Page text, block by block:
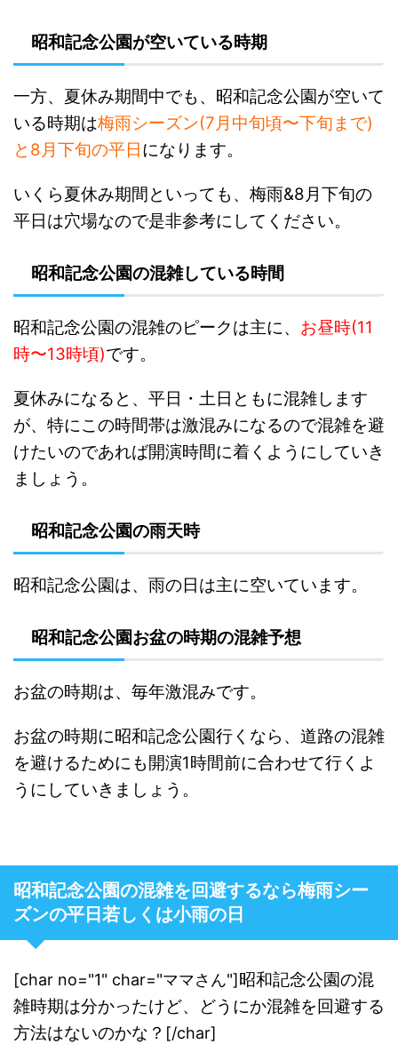
昭和記念公園が空いている時期
一方、夏休み期間中でも、昭和記念公園が空いて
いる時期は梅雨シーズン(7月中旬頃〜下旬まで)
と8月下旬の平日になります。
いくら夏休み期間といっても、梅雨&8月下旬の
平日は穴場なので是非参考にしてください。
昭和記念公園の混雑している時間
昭和記念公園の混雑のピークは主に、 お昼時(11
時〜13時頃)です。
夏休みになると、平日・土日ともに混雑します
が、特にこの時間帯は激混みになるので混雑を避
けたいのであれば開演時間に着くようにしていき
ましょう。
昭和記念公園の雨天時
昭和記念公園は、雨の日は主に空いています。
昭和記念公園お盆の時期の混雑予想
お盆の時期は、毎年激混みです。
お盆の時期に昭和記念公園行くなら、道路の混雑
を避けるためにも開演1時間前に合わせて行くよ
うにしていきましょう。
昭和記念公園の混雑を回避するなら梅雨シー
ズンの平日若しくは小雨の日
[char no="1" char="ママさん"]昭和記念公園の混
雑時期は分かったけど、どうにか混雑を回避する
方法はないのかな？ [/char]